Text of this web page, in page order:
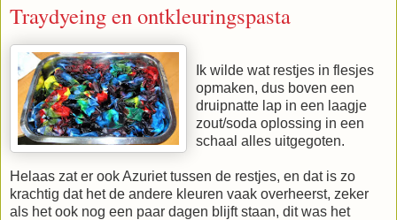
Traydyeing en ontkleuringspasta
Ik wilde wat restjes in flesjes
opmaken, dus boven een
druipnatte lap in een laagje
zout/soda oplossing in een
schaal alles uitgegoten.
Helaas zat er ook Azuriet tussen de restjes, en dat is zo
krachtig dat het de andere kleuren vaak overheerst, zeker
als het ook nog een paar dagen blijft staan, dit was het